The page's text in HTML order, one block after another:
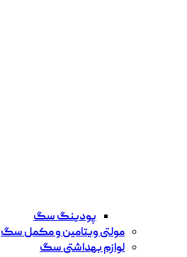
پودینگ سگ
مولتی ویتامین و مکمل سگ
لوازم بهداشتی سگ